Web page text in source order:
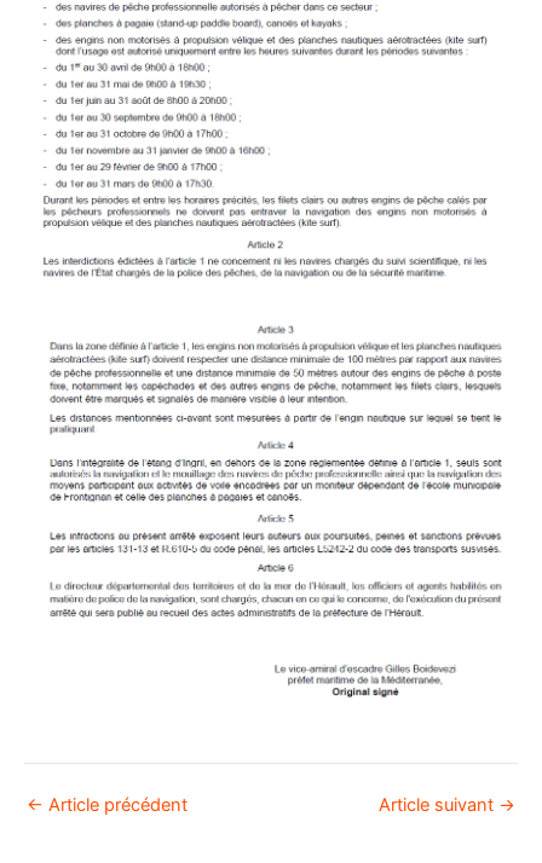
← Article précédent Article suivant →